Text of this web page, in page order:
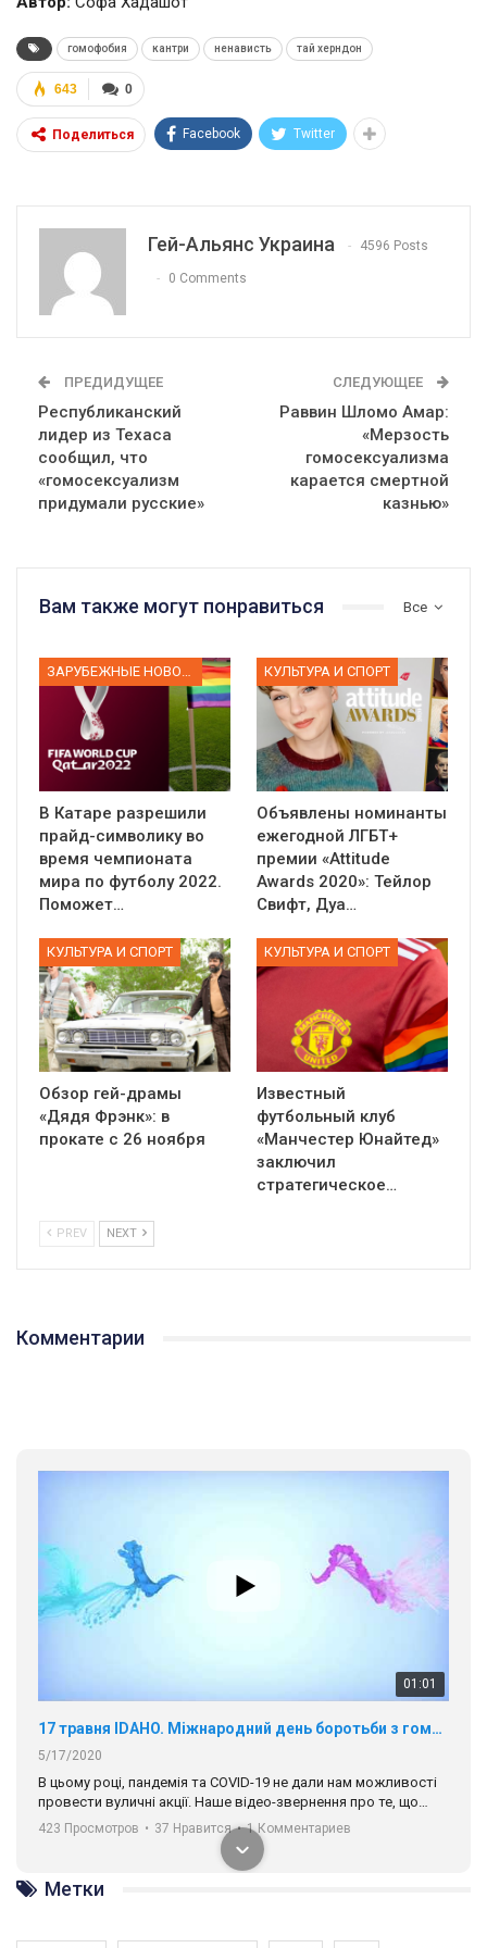
гомофобия кантри ненависть тай херндон
0
643
Поделиться Facebook Twitter
Гей-Альянс Украина 4596 Posts
0 Comments
ПРЕДИДУЩЕЕ
Республиканский
лидер из Техаса
сообщил, что
«гомосексуализм
придумали русские»
СЛЕДУЮЩЕЕ
Раввин Шломо Амар:
«Мерзость
гомосексуализма
карается смертной
казнью»
Все
Вам также могут понравиться
В Катаре разрешили
прайд-символику во
время чемпионата
мира по футболу 2022.
Поможет…
КУЛЬТУРА И СПОРТ
Объявлены номинанты
ежегодной ЛГБТ+
премии «Attitude
Awards 2020»: Тейлор
Свифт, Дуа…
КУЛЬТУРА И СПОРТ
Обзор гей-драмы
«Дядя Фрэнк»: в
прокате с 26 ноября
КУЛЬТУРА И СПОРТ
Известный
футбольный клуб
«Манчестер Юнайтед»
заключил
стратегическое…
PREV NEXT
Комментарии
В цьому році, пандемія та COVІD-19 не дали нам можливості
провести вуличні акції. Наше відео-звернення про те, що
навіть коли ми у різних містах та не можемо зустрінеться, ми
разом. Ми закликаємо всіх хто поділяє цінності рівності та
423 Просмотров
Метки